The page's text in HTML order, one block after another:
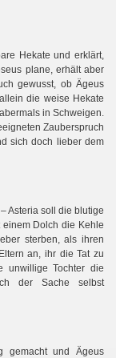
Hekate und erklärt,
plane, erhält aber
gewusst, ob Ägeus
die weise Hekate
in Schweigen.
Zauberspruch
sich doch lieber dem
Asteria soll die blutige
Dolch die Kehle
sterben, als ihren
an, ihr die Tat zu
unwillige Tochter die
der Sache selbst
gemacht und Ägeus